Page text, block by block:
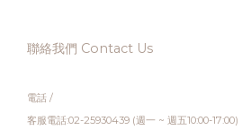
聯絡我們 Contact Us
電話 /
客服電話:02-25930439 (週一 ~ 週五10:00-17:00)